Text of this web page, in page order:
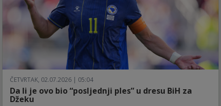
ČETVRTAK, 02.07.2026 | 05:04
Da li je ovo bio “posljednji ples” u dresu BiH za
Džeku